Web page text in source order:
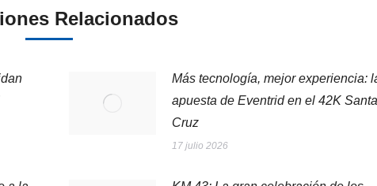
Relacionados
Más tecnología, mejor experiencia:
apuesta de Eventrid en el 42K Santa
Cruz
17 julio 2026